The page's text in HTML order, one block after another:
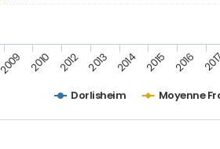
Dorlisheim Moyenne
2009 2010 2012 2013 2014 2015 2016 2017